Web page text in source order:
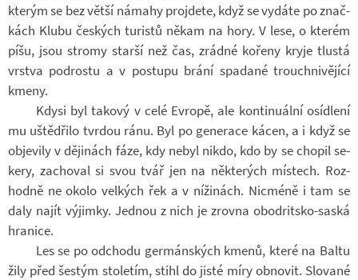
kte­rým se bez větší ná­mahy pro­jdete, když se vy­dáte po znač­
kách Klubu čes­kých tu­ristů někam na hory. V lese, o kte­rém
píšu, jsou stromy starší než čas, zrádné ko­řeny kryje tlustá
vrstva pod­rostu a v po­stupu brání spa­dané trouch­ni­vě­jící
kmeny.
Kdysi byl ta­kový v celé Ev­ropě, ale kon­ti­nu­ální osíd­lení
mu uštědřilo tvr­dou ránu. Byl po ge­ne­race kácen, a i když se
ob­je­vily v dě­ji­nách fáze, kdy nebyl nikdo, kdo by se cho­pil se­
kery, za­cho­val si svou tvář jen na ně­kte­rých mís­tech. Roz­
hodně ne okolo vel­kých řek a v ní­ži­nách. Nicméně i tam se
daly najít vý­jimky. Jed­nou z nich je zrovna obodritsko-​saská
hra­nice.
Les se po od­chodu ger­mán­ských kmenů, které na Baltu
žily před šes­tým sto­le­tím, stihl do jisté míry ob­no­vit. Slo­vané